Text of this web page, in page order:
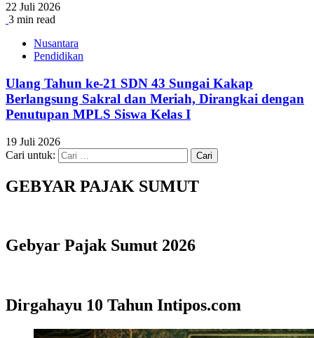
22 Juli 2026
3 min read
Nusantara
Pendidikan
Ulang Tahun ke-21 SDN 43 Sungai Kakap
Berlangsung Sakral dan Meriah, Dirangkai dengan
Penutupan MPLS Siswa Kelas I
19 Juli 2026
Cari untuk:
GEBYAR PAJAK SUMUT
Gebyar Pajak Sumut 2026
Dirgahayu 10 Tahun Intipos.com